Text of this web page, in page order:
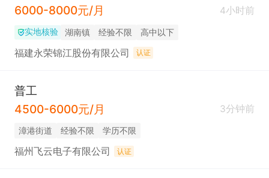
6000-8000元/月 4小时前
实地核验 ​湖南镇 经验不限 高中以下
福建永荣锦江股份有限公司 认证
普工
4500-6000元/月
3分钟前
​漳港街道 经验不限 学历不限
福州飞云电子有限公司 认证